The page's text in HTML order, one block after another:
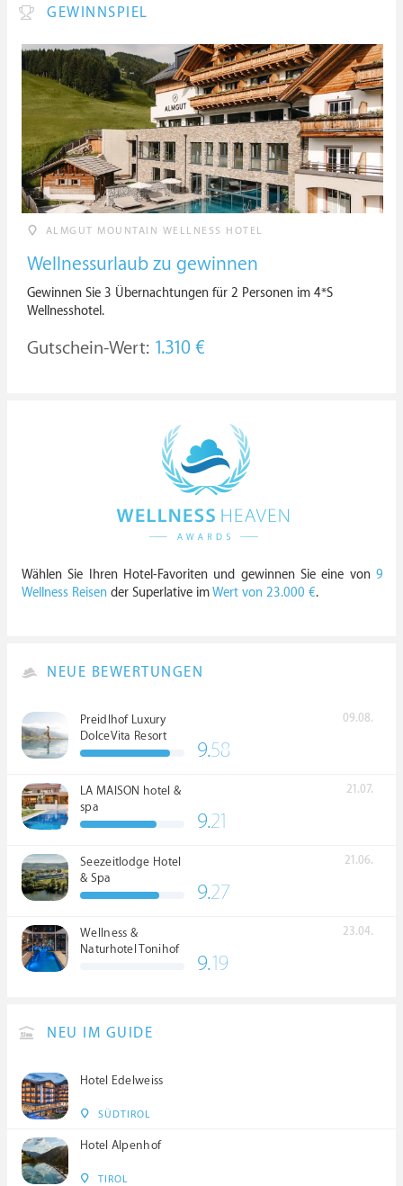
GEWINNSPIEL
ALMGUT MOUNTAIN WELLNESS HOTEL
Wellnessurlaub zu gewinnen
Gewinnen Sie 3 Übernachtungen für 2 Personen im 4*S
Wellnesshotel.
Gutschein-Wert: 1.310 €
Wählen Sie Ihren Hotel-Favoriten und gewinnen Sie eine von 9
Wellness Reisen der Superlative imWert von 23.000 €.
NEUE BEWERTUNGEN
Preidlhof Luxury
DolceVita Resort
*****
09.08.
9.58
LA MAISON hotel &
spa
21.07.
9.21
Seezeitlodge Hotel
& Spa
21.06.
9.27
Wellness &
Naturhotel Tonihof
23.04.
9.19
NEU IM GUIDE
Hotel Edelweiss
SÜDTIROL
Hotel Alpenhof
TIROL